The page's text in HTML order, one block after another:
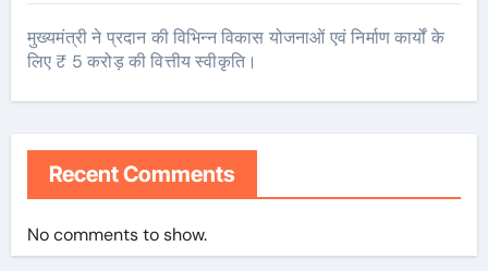
मुख्यमंत्री ने प्रदान की विभिन्न विकास योजनाओं एवं निर्माण कार्यों के
लिए ₹ 5 करोड़ की वित्तीय स्वीकृति।
Recent Comments
No comments to show.